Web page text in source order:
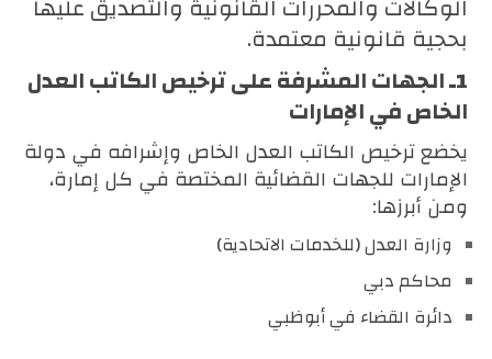
بحجية قانونية معتمدة.
1ـ الجهات المشرفة على ترخيص الكاتب العدل
الخاص في الإمارات
يخضع ترخيص الكاتب العدل الخاص وإشرافه في دولة
الإمارات للجهات القضائية المختصة في كل إمارة،
ومن أبرزها:
وزارة العدل (للخدمات الاتحادية)
محاكم دبي
دائرة القضاء في أبوظبي